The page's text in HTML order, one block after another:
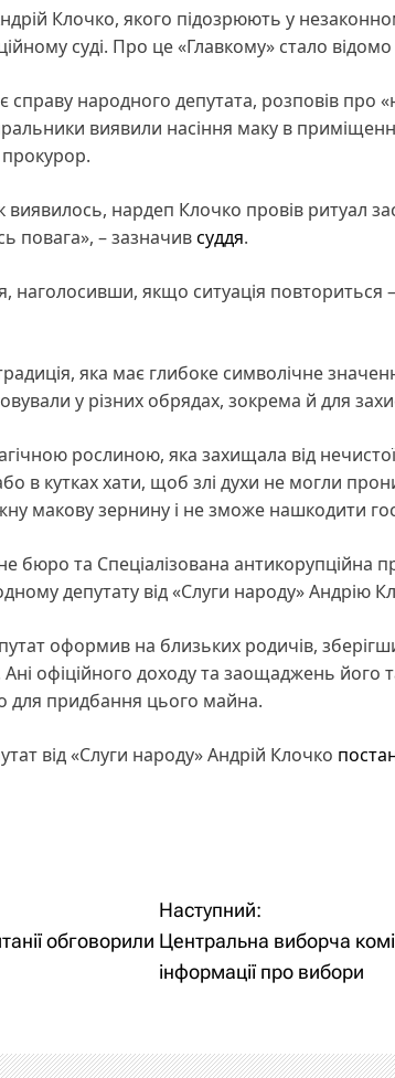
Клочко, якого підозрюють у
суді. Про це «Главкому» стало відомо
народного депутата, розповів про
виявили насіння маку в
прокурор.
нардеп Клочко провів ритуал
повага», – зазначивсуддя.
наголосивши, якщо ситуація повториться –
яка має глибоке символічне
у різних обрядах, зокрема й для
рослиною, яка захищала від
в кутках хати, щоб злі духи не могли
макову зернину і не зможе нашкодити
бюро та Спеціалізована антикорупційна
депутату від «Слуги народу» Андрію
оформив на близьких родичів,
офіційного доходу та заощаджень його
для придбання цього майна.
від «Слуги народу» Андрій Клочко
обговорили
Наступний:
Центральна виборча
інформації про вибори